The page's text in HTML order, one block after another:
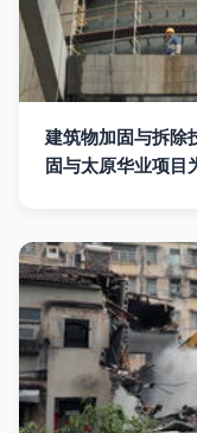
建筑物加固与拆
固与太原华业项目